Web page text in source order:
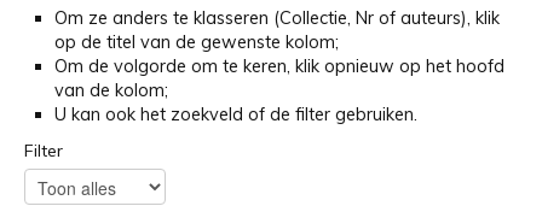
Om ze anders te klasseren (Collectie, Nr of auteurs), klik
op de titel van de gewenste kolom;
Om de volgorde om te keren, klik opnieuw op het hoofd
van de kolom;
U kan ook het zoekveld of de filter gebruiken.
Filter